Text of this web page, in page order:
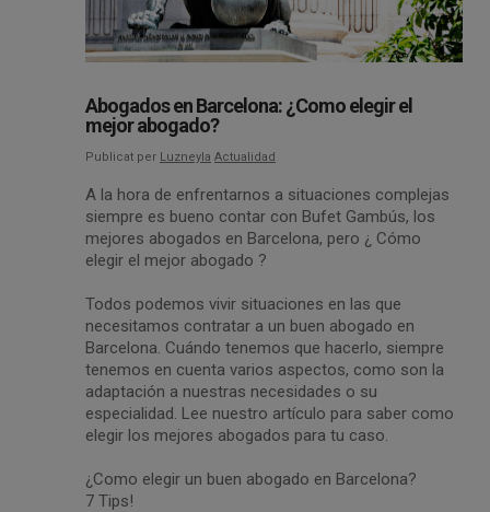
Abogados en Barcelona: ¿Como elegir el
mejor abogado?
Publicat per Luzneyla Actualidad
A la hora de enfrentarnos a situaciones complejas
siempre es bueno contar con Bufet Gambús, los
mejores abogados en Barcelona, pero ¿ Cómo
elegir el mejor abogado ?
Todos podemos vivir situaciones en las que
necesitamos contratar a un buen abogado en
Barcelona. Cuándo tenemos que hacerlo, siempre
tenemos en cuenta varios aspectos, como son la
adaptación a nuestras necesidades o su
especialidad. Lee nuestro artículo para saber como
elegir los mejores abogados para tu caso.
¿Como elegir un buen abogado en Barcelona?
7 Tips!